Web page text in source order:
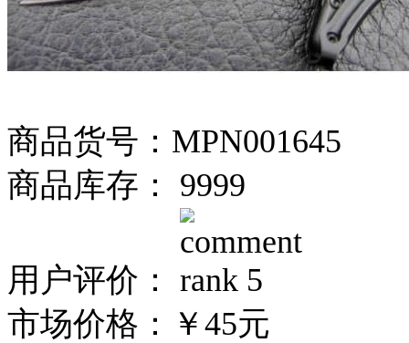
商品货号：MPN001645
商品库存： 9999
用户评价：
市场价格： ￥45元